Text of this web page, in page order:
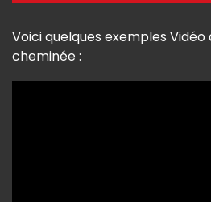
Voici quelques exemples
cheminée :